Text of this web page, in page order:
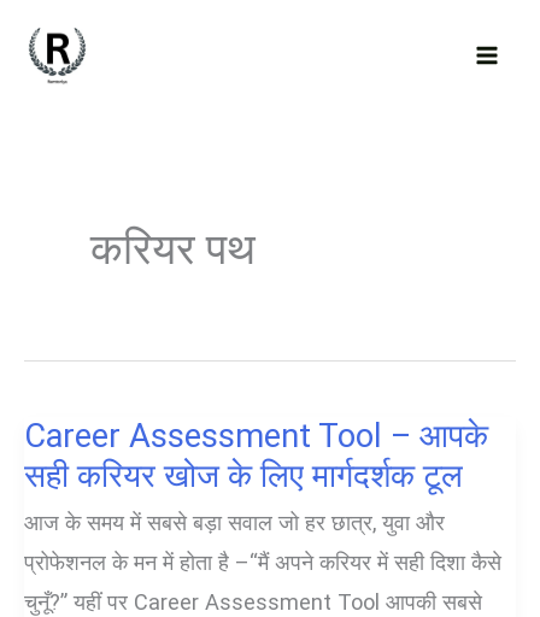
करियर पथ
Career Assessment Tool – आपके
सही करियर खोज के लिए मार्गदर्शक टूल
आज के समय में सबसे बड़ा सवाल जो हर छात्र, युवा और
प्रोफेशनल के मन में होता है –“मैं अपने करियर में सही दिशा कैसे
चुनूँ?” यहीं पर Career Assessment Tool आपकी सबसे